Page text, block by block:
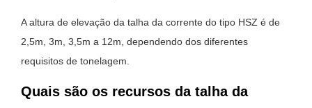
A altura de elevação da talha da corrente do tipo HSZ é de
2,5m, 3m, 3,5m a 12m, dependendo dos diferentes
requisitos de tonelagem.
Quais são os recursos da talha da